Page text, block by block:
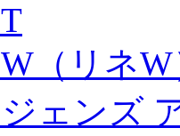
（リネ
ェンズ